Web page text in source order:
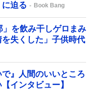
に迫る
Book Bang
を飲み干しゲロまみ
失くした」子供時代
』人間のいいところ
インタビュー】